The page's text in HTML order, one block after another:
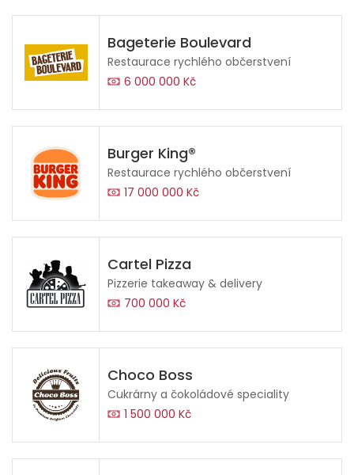
Bageterie Boulevard
Restaurace rychlého občerstvení
6 000 000 Kč
Burger King®
Restaurace rychlého občerstvení
17 000 000 Kč
Cartel Pizza
Pizzerie takeaway & delivery
700 000 Kč
Choco Boss
Cukrárny a čokoládové speciality
1 500 000 Kč